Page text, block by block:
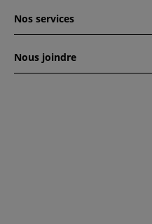
Nos services
Nous joindre